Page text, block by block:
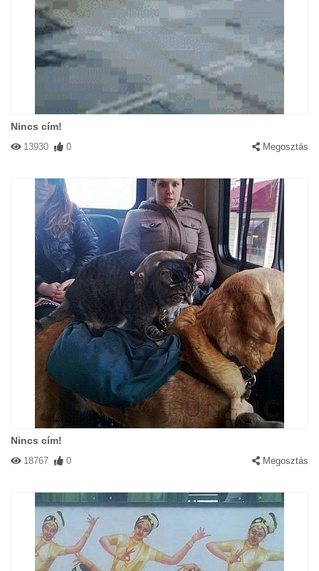
Nincs cím!
13930 0 Megosztás
Nincs cím!
18767 0 Megosztás